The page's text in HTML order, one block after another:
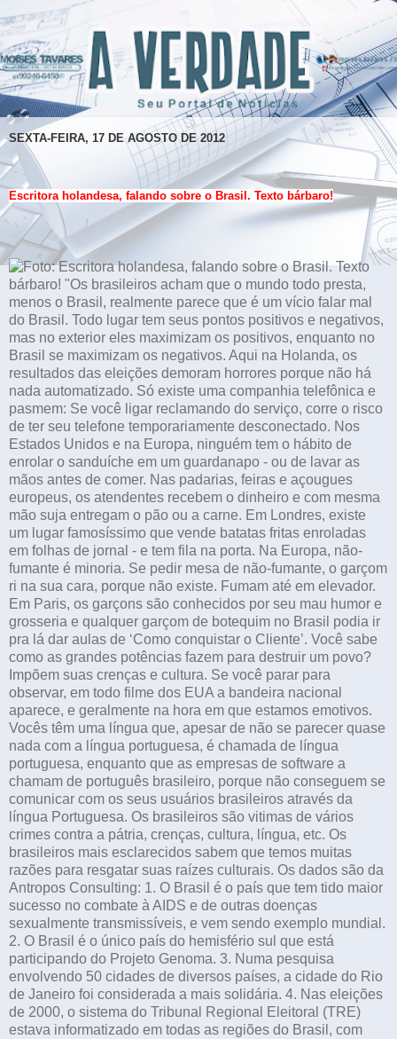
SEXTA-FEIRA, 17 DE AGOSTO DE 2012
Escritora holandesa, falando sobre o Brasil. Texto bárbaro!